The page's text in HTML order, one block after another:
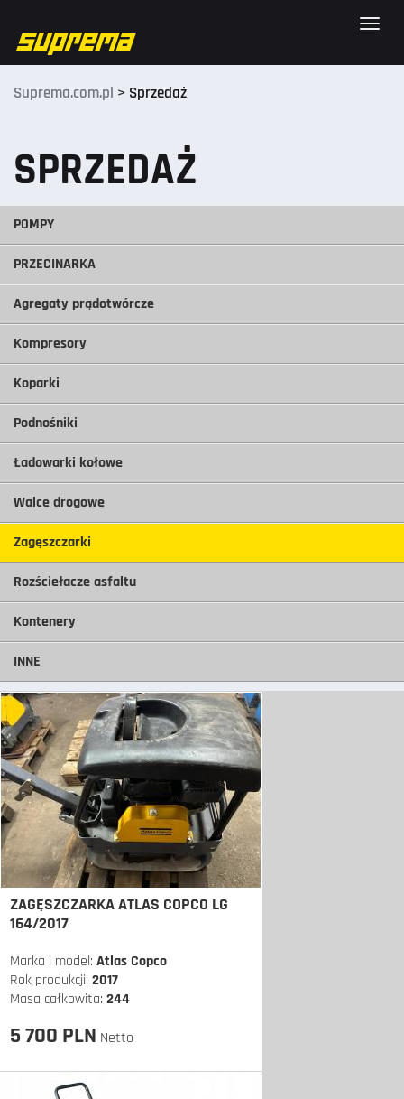
Toggle
Suprema.com.pl > Sprzedaż
SPRZEDAŻ
POMPY
PRZECINARKA
Agregaty prądotwórcze
Kompresory
Koparki
Podnośniki
Ładowarki kołowe
Walce drogowe
Zagęszczarki
Rozściełacze asfaltu
Kontenery
INNE
ZAGĘSZCZARKA ATLAS COPCO LG
164/2017
Marka i model: Atlas Copco
Rok produkcji: 2017
Masa całkowita: 244
5 700 PLN Netto